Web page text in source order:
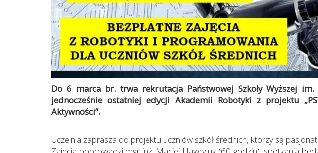
Do 6 marca br. trwa rekrutacja Państwowej Szkoły Wyższej
jednocześnie ostatniej edycji Akademii Robotyki z projektu
Aktywności”.
Uczelnia zaprasza do projektu uczniów szkół średnich, którzy są